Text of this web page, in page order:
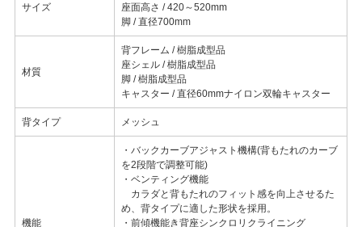
サイズ
座面高さ / 420～520mm
脚 / 直径700mm
材質
背フレーム / 樹脂成型品
座シェル / 樹脂成型品
脚 / 樹脂成型品
キャスター / 直径60mmナイロン双輪キャスター
背タイプ メッシュ
機能
・バックカーブアジャスト機構(背もたれのカーブ
を2段階で調整可能)
・ベンティング機能
カラダと背もたれのフィット感を向上させるた
め、背タイプに適した形状を採用。
・前傾機能き背座シンクロリクライニング